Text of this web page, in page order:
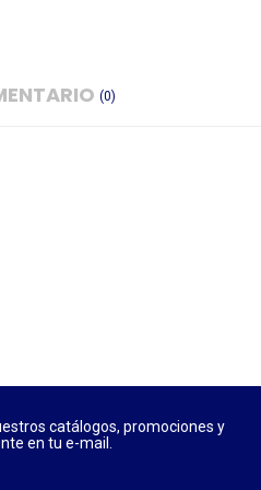
(0)
catálogos, promociones y
en tu e-mail.